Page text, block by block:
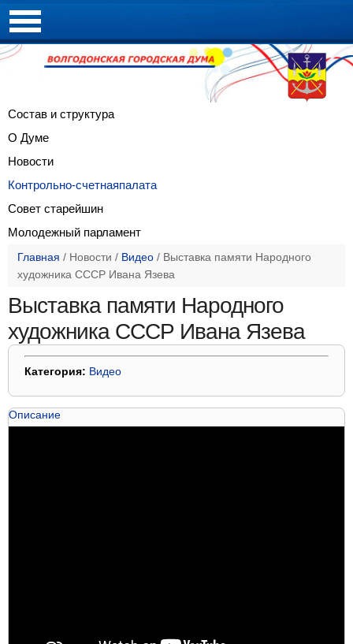
Состав и структура
О Думе
Новости
Контрольно-счетнаяпалата
Совет старейшин
Молодежный парламент
Главная / Новости / Видео / Выставка памяти Народного
художника СССР Ивана Язева
Выставка памяти Народного
художника СССР Ивана Язева
Категория: Видео
Описание